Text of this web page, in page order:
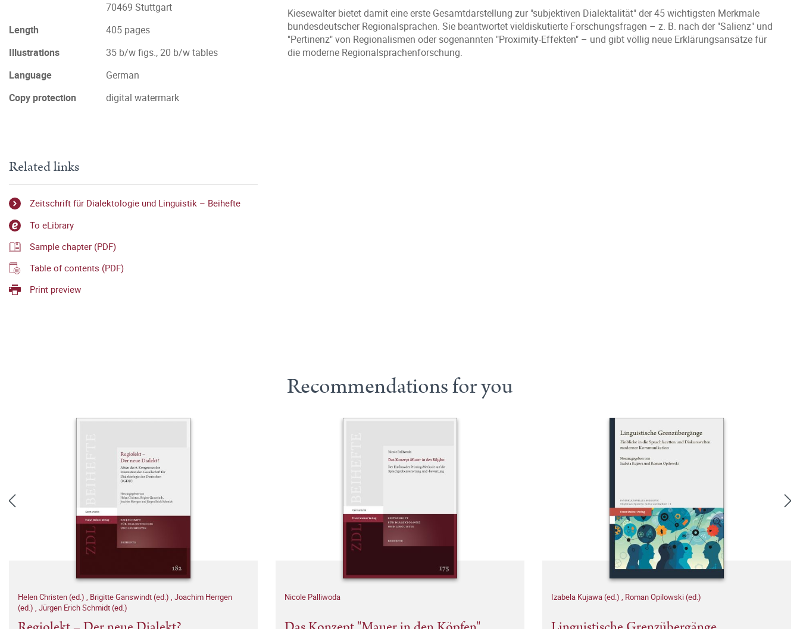
Kiesewalter bietet damit eine erste Gesamtdarstellung zur "subjektiven Dialektalität" der 45 wichtigsten Merkmale
bundesdeutscher Regionalsprachen. Sie beantwortet vieldiskutierte Forschungsfragen – z. B. nach der "Salienz" und
"Pertinenz" von Regionalismen oder sogenannten "Proximity-Effekten" – und gibt völlig neue Erklärungsansätze für
die moderne Regionalsprachenforschung.
70469 Stuttgart
Length
405 pages
Illustrations
35 b/w figs., 20 b/w tables
Language
German
Copy protection
digital watermark
Related links
Zeitschrift für Dialektologie und Linguistik – Beihefte
To eLibrary
Sample chapter (PDF)
Table of contents (PDF)
Print preview
Recommendations for you
Helen Christen (ed.) , Brigitte Ganswindt (ed.) , Joachim Herrgen
(ed.) , Jürgen Erich Schmidt (ed.)
Nicole Palliwoda Izabela Kujawa (ed.) , Roman Opilowski (ed.)